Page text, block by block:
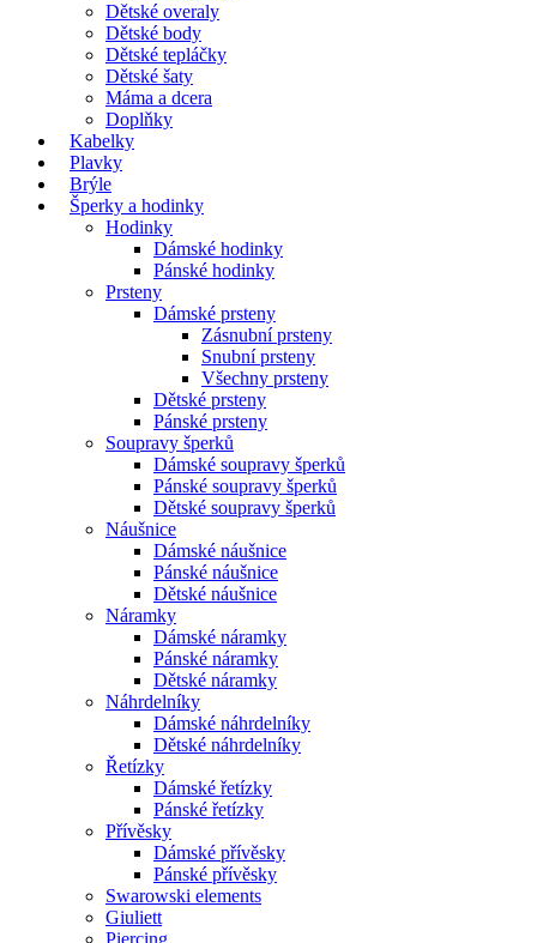
Dětské overaly
Dětské body
Dětské tepláčky
Dětské šaty
Máma a dcera
Doplňky
Kabelky
Plavky
Brýle
Šperky a hodinky
Hodinky
Dámské hodinky
Pánské hodinky
Prsteny
Dámské prsteny
Zásnubní prsteny
Snubní prsteny
Všechny prsteny
Dětské prsteny
Pánské prsteny
Soupravy šperků
Dámské soupravy šperků
Pánské soupravy šperků
Dětské soupravy šperků
Náušnice
Dámské náušnice
Pánské náušnice
Dětské náušnice
Náramky
Dámské náramky
Pánské náramky
Dětské náramky
Náhrdelníky
Dámské náhrdelníky
Dětské náhrdelníky
Řetízky
Dámské řetízky
Pánské řetízky
Přívěsky
Dámské přívěsky
Pánské přívěsky
Swarowski elements
Giuliett
Piercing